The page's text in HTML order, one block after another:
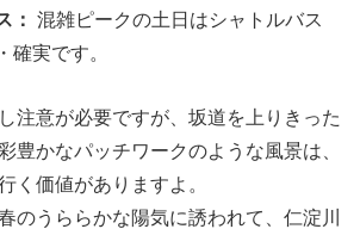
： 混雑ピークの土日はシャトルバス
確実です。
注意が必要ですが、坂道を上りきった
豊かなパッチワークのような風景は、
く価値がありますよ。
のうららかな陽気に誘われて、仁淀川